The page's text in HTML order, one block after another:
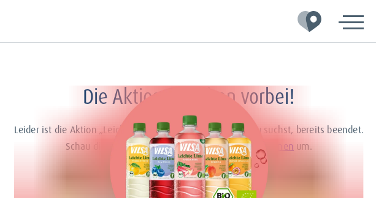
Die Aktion ist schon vorbei!
Leider ist die Aktion „Leichte Bio Limo Gratis testen“, die du suchst, bereits beendet.
Schau dich doch gerne bei unseren aktuellen
Aktionen um.
Viel Spaß beim Durchstöbern!